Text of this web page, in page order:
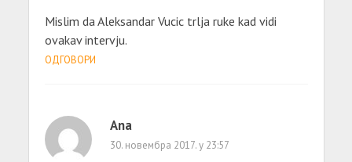
Mislim da Aleksandar Vucic trlja ruke kad vidi
ovakav intervju.
ОДГОВОРИ
Ana
30. новембра 2017. у 23:57